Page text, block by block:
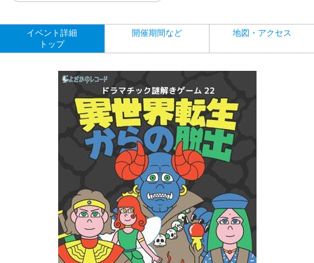
イベント詳細
トップ
開催期間など 地図・アクセス